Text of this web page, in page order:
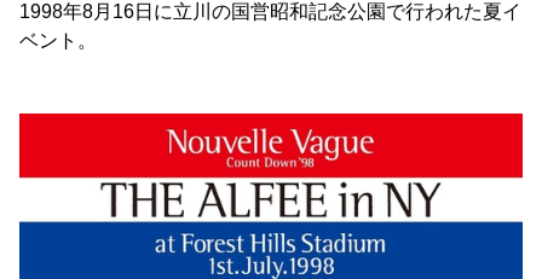
1998年8月16日に立川の国営昭和記念公園で行われた夏イ
ベント。